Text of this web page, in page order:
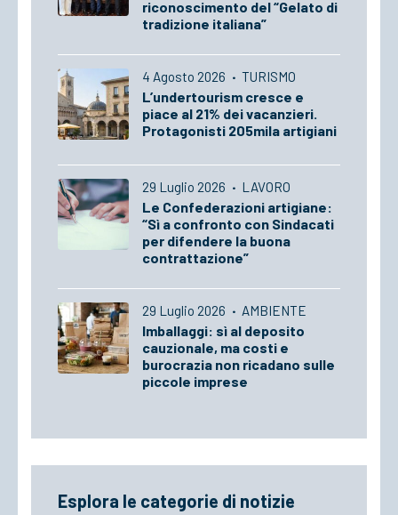
riconoscimento del “Gelato di
tradizione italiana”
4 Agosto 2026 · TURISMO
L’undertourism cresce e
piace al 21% dei vacanzieri.
Protagonisti 205mila artigiani
29 Luglio 2026 · LAVORO
Le Confederazioni artigiane:
“Sì a confronto con Sindacati
per difendere la buona
contrattazione”
29 Luglio 2026 · AMBIENTE
Imballaggi: sì al deposito
cauzionale, ma costi e
burocrazia non ricadano sulle
piccole imprese
Esplora le categorie di notizie